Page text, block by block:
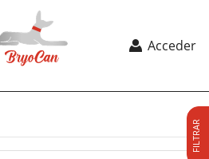
Acceder
FILTRAR